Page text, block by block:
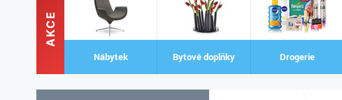
AKCE
Nábytek Bytové doplňky Drogerie